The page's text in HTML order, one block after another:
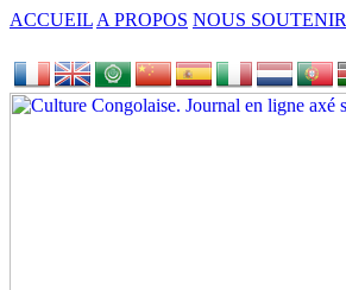
ACCUEIL A PROPOS NOUS SOUTENIR